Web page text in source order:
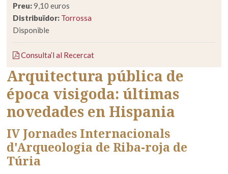
Preu:9,10 euros
Distribuïdor: Torrossa
Disponible
Consulta’l al Recercat
Arquitectura pública de
época visigoda: últimas
novedades en Hispania
IV Jornades Internacionals
d'Arqueologia de Riba-roja de
Túria